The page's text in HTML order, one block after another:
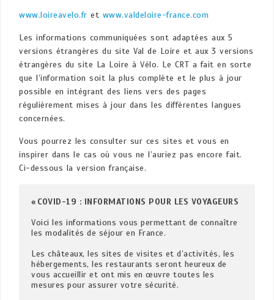
www.loireavelo.fr et www.valdeloire-france.com
Les informations communiquées sont adaptées aux 5
versions étrangères du site Val de Loire et aux 3 versions
étrangères du site La Loire à Vélo. Le CRT a fait en sorte
que l’information soit la plus complète et le plus à jour
possible en intégrant des liens vers des pages
régulièrement mises à jour dans les différentes langues
concernées.
Vous pourrez les consulter sur ces sites et vous en
inspirer dans le cas où vous ne l’auriez pas encore fait.
Ci-dessous la version française.
« COVID-19 : INFORMATIONS POUR LES VOYAGEURS
Voici les informations vous permettant de connaître
les modalités de séjour en France.
Les châteaux, les sites de visites et d’activités, les
hébergements, les restaurants seront heureux de
vous accueillir et ont mis en œuvre toutes les
mesures pour assurer votre sécurité.